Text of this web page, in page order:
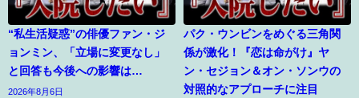
“私生活疑惑”の俳優ファン・ジ
ョンミン、「立場に変更なし」
と回答も今後への影響は…
2026年8月6日
パク・ウンビンをめぐる三角関
係が激化！『恋は命がけ』ヤ
ン・セジョン＆オン・ソンウの
対照的なアプローチに注目